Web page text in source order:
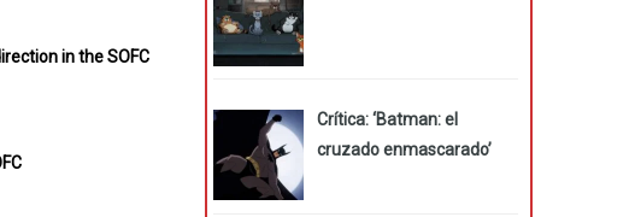
in the SOFC
Crítica: ‘Batman: el
cruzado enmascarado’